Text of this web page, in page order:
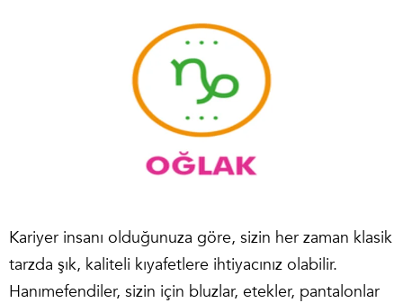
Kariyer insanı olduğunuza göre, sizin her zaman klasik
tarzda şık, kaliteli kıyafetlere ihtiyacınız olabilir.
Hanımefendiler, sizin için bluzlar, etekler, pantalonlar